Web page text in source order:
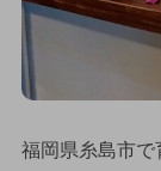
福岡県糸島市で